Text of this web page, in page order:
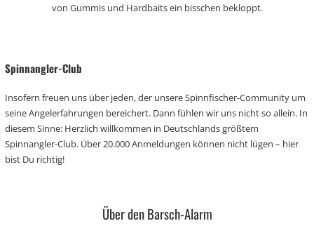
von Gummis und Hardbaits ein bisschen bekloppt.
Spinnangler-Club
Insofern freuen uns über jeden, der unsere Spinnfischer-Community um
seine Angelerfahrungen bereichert. Dann fühlen wir uns nicht so allein. In
diesem Sinne: Herzlich willkommen in Deutschlands größtem
Spinnangler-Club. Über 20.000 Anmeldungen können nicht lügen – hier
bist Du richtig!
Über den Barsch-Alarm